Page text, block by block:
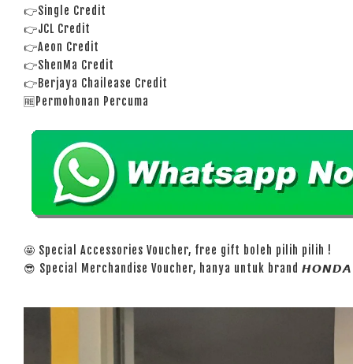
👉Single Credit
👉JCL Credit
👉Aeon Credit
👉ShenMa Credit
👉Berjaya Chailease Credit
🆓Permohonan Percuma
🤩 Special Accessories Voucher, free gift boleh pilih pilih !
😎 Special Merchandise Voucher, hanya untuk brand